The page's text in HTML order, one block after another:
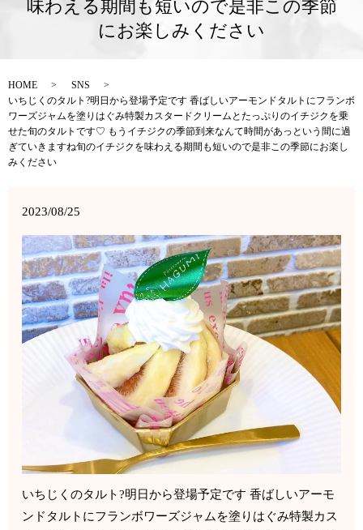
味わえる期間も短いので是非この季節
にお楽しみください
HOME
SNS
いちじくのタルト?明日から登場予定です 香ばしいアーモンドタルトにフランボ
ワーズジャムを塗りはぐみ特製カスタードクリームとたっぷりのイチジクを乗
せた旬のタルトです♡ もうイチジクの季節到来なんて時間があっという間に過
ぎていきますね旬のイチジクを味わえる期間も短いので是非この季節にお楽し
みください
2023/08/25
いちじくのタルト?明日から登場予定です 香ばしいアーモ
ンドタルトにフランボワーズジャムを塗りはぐみ特製カス